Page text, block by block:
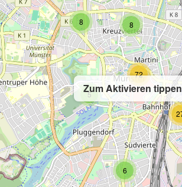
Zum Aktivieren tippen
8
6
8
5
72